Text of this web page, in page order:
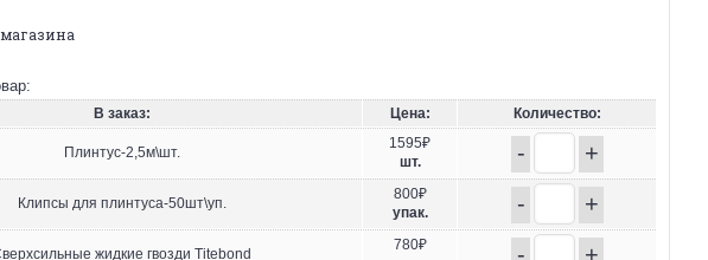
В заказ: Цена: Количество:
Плинтус-2,5м\шт.
1595₽
шт.
- +
Клипсы для плинтуса-50шт\уп.
800₽
упак.
- +
жидкие гвозди Titebond
780₽
- +